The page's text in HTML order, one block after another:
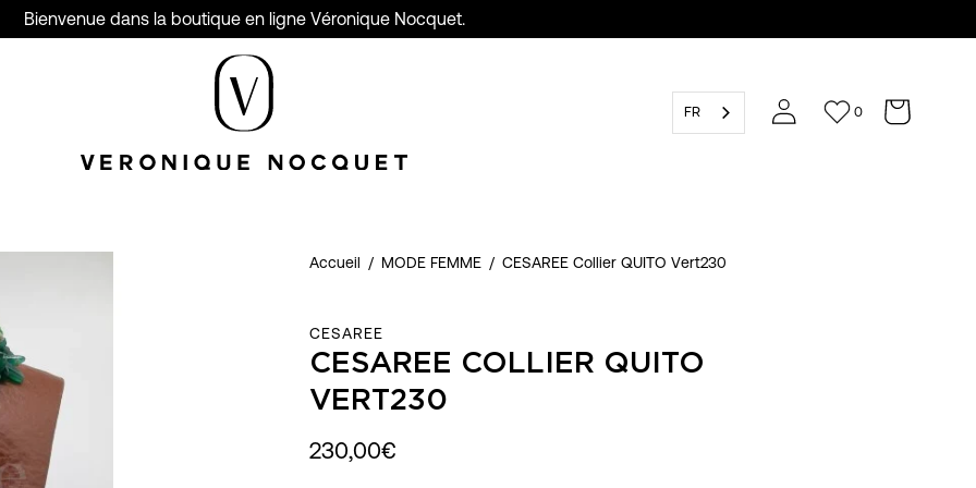
Bienvenue dans la boutique en ligne Véronique Nocquet.
FR 0
Accueil / MODE FEMME / CESAREE Collier QUITO Vert230
CESAREE
CESAREE COLLIER QUITO
VERT230
230,00€